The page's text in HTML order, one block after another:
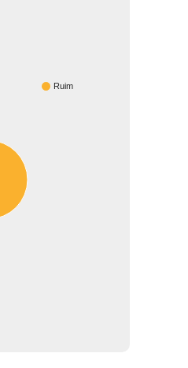
Ruim